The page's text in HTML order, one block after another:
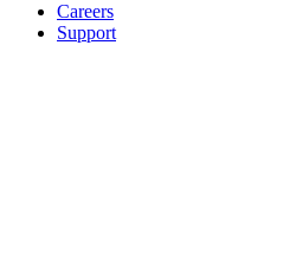
Careers
Support